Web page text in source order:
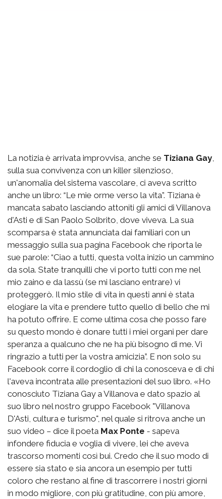
La notizia è arrivata improvvisa, anche se Tiziana Gay,
sulla sua convivenza con un killer silenzioso,
un'anomalia del sistema vascolare, ci aveva scritto
anche un libro: “Le mie orme verso la vita”. Tiziana è
mancata sabato lasciando attoniti gli amici di Villanova
d'Asti e di San Paolo Solbrito, dove viveva. La sua
scomparsa è stata annunciata dai familiari con un
messaggio sulla sua pagina Facebook che riporta le
sue parole: “Ciao a tutti, questa volta inizio un cammino
da sola. State tranquilli che vi porto tutti con me nel
mio zaino e da lassù (se mi lasciano entrare) vi
proteggerò. Il mio stile di vita in questi anni è stata
elogiare la vita e prendere tutto quello di bello che mi
ha potuto offrire. E come ultima cosa che posso fare
su questo mondo è donare tutti i miei organi per dare
speranza a qualcuno che ne ha più bisogno di me. Vi
ringrazio a tutti per la vostra amicizia”. E non solo su
Facebook corre il cordoglio di chi la conosceva e di chi
l'aveva incontrata alle presentazioni del suo libro. «Ho
conosciuto Tiziana Gay a Villanova e dato spazio al
suo libro nel nostro gruppo Facebook "Villanova
D'Asti, cultura e turismo", nel quale si ritrova anche un
suo video – dice il poeta Max Ponte - sapeva
infondere fiducia e voglia di vivere, lei che aveva
trascorso momenti così bui. Credo che il suo modo di
essere sia stato e sia ancora un esempio per tutti
coloro che restano al fine di trascorrere i nostri giorni
in modo migliore, con più gratitudine, con più amore,